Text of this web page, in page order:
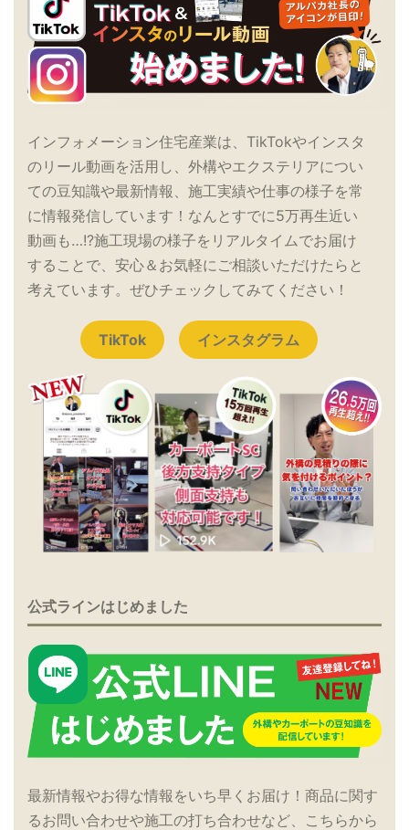
インフォメーション住宅産業は、TikTokやインスタ
のリール動画を活用し、外構やエクステリアについ
ての豆知識や最新情報、施工実績や仕事の様子を常
に情報発信しています！なんとすでに5万再生近い
動画も…!?施工現場の様子をリアルタイムでお届け
することで、安心＆お気軽にご相談いただけたらと
考えています。ぜひチェックしてみてください！
TikTok インスタグラム
公式ラインはじめました
最新情報やお得な情報をいち早くお届け！商品に関す
るお問い合わせや施工の打ち合わせなど、こちらから